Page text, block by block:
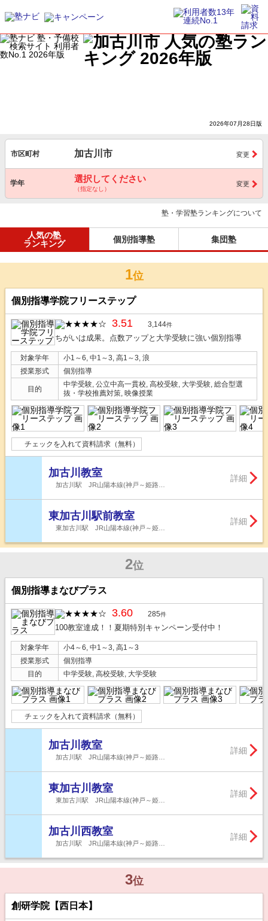
2026年07月28日版
市区町村 加古川市 変更
学年 選択してください
（指定なし）
変更
塾・学習塾ランキングについて
人気の塾
ランキング
個別指導塾 集団塾
1位
個別指導学院フリーステップ
3.51 3,144件
ちがいは成果。点数アップと大学受験に強い個別指導
対象学年
小1～6, 中1～3, 高1～3, 浪
授業形式
個別指導
目的
中学受験, 公立中高一貫校, 高校受験, 大学受験, 総合型選
抜・学校推薦対策, 映像授業
チェックを入れて資料請求（無料）
加古川教室
加古川駅 JR山陽本線(神戸～姫路…
詳細
東加古川駅前教室
東加古川駅 JR山陽本線(神戸～姫…
詳細
2位
個別指導まなびプラス
3.60 285件
100教室達成！！夏期特別キャンペーン受付中！
対象学年
小4～6, 中1～3, 高1～3
授業形式
個別指導
目的
中学受験, 高校受験, 大学受験
チェックを入れて資料請求（無料）
加古川教室
加古川駅 JR山陽本線(神戸～姫路…
詳細
東加古川教室
東加古川駅 JR山陽本線(神戸～姫…
詳細
加古川西教室
加古川駅 JR山陽本線(神戸～姫路…
詳細
3位
創研学院【西日本】